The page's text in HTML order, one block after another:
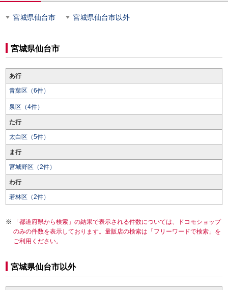
宮城県仙台市 宮城県仙台市以外
宮城県仙台市
あ行
青葉区（6件）
泉区（4件）
た行
太白区（5件）
ま行
宮城野区（2件）
わ行
若林区（2件）
「都道府県から検索」の結果で表示される件数については、ドコモショップ
のみの件数を表示しております。量販店の検索は「フリーワードで検索」を
ご利用ください。
宮城県仙台市以外